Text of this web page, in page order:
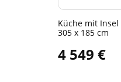
Küche mit
305 x 185 cm
4 549 €